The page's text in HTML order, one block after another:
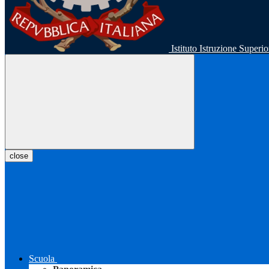
Istituto Istruzione
close
Scuola